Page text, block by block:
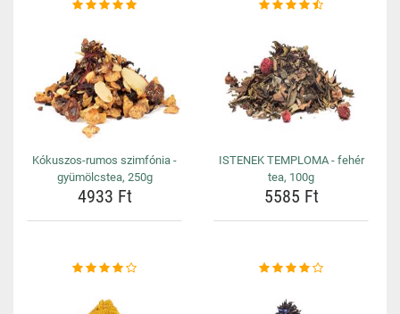
Kókuszos-rumos szimfónia -
gyümölcstea, 250g
4933 Ft
ISTENEK TEMPLOMA - fehér
tea, 100g
5585 Ft